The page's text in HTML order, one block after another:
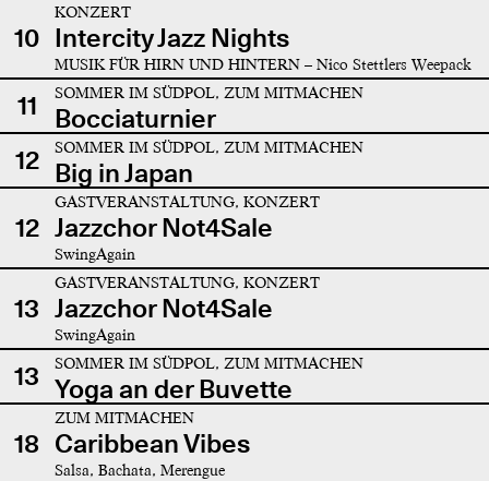
10
KONZERT
Intercity Jazz Nights
MUSIK FÜR HIRN UND HINTERN – Nico Stettlers Weepack
11 SOMMER IM SÜDPOL, ZUM MITMACHEN
Bocciaturnier
12
SOMMER IM SÜDPOL, ZUM MITMACHEN
Big in Japan
12
GASTVERANSTALTUNG, KONZERT
Jazzchor Not4Sale
SwingAgain
13
GASTVERANSTALTUNG, KONZERT
Jazzchor Not4Sale
SwingAgain
13 SOMMER IM SÜDPOL, ZUM MITMACHEN
Yoga an der Buvette
18
ZUM MITMACHEN
Caribbean Vibes
Salsa, Bachata, Merengue